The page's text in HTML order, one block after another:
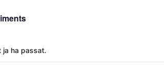
ja ha passat.